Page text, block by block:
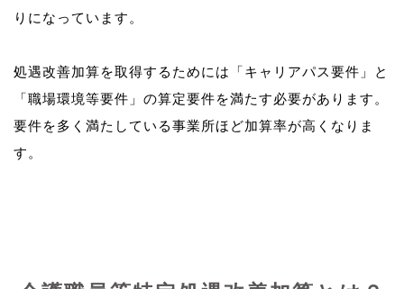
りになっています。
処遇改善加算を取得するためには「キャリアパス要件」と
「職場環境等要件」の算定要件を満たす必要があります。
要件を多く満たしている事業所ほど加算率が高くなりま
す。